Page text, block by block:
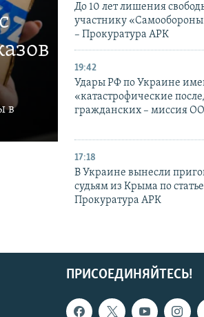
в
До 10 лет лишения
участнику «Самообороны
– Прокуратура АРК
19:42
Удары РФ по Украине
«катастрофические
гражданских – миссия
17:18
В Украине вынесли
судьям из Крыма по
Прокуратура АРК
ПРИСОЕДИНЯЙТЕСЬ!